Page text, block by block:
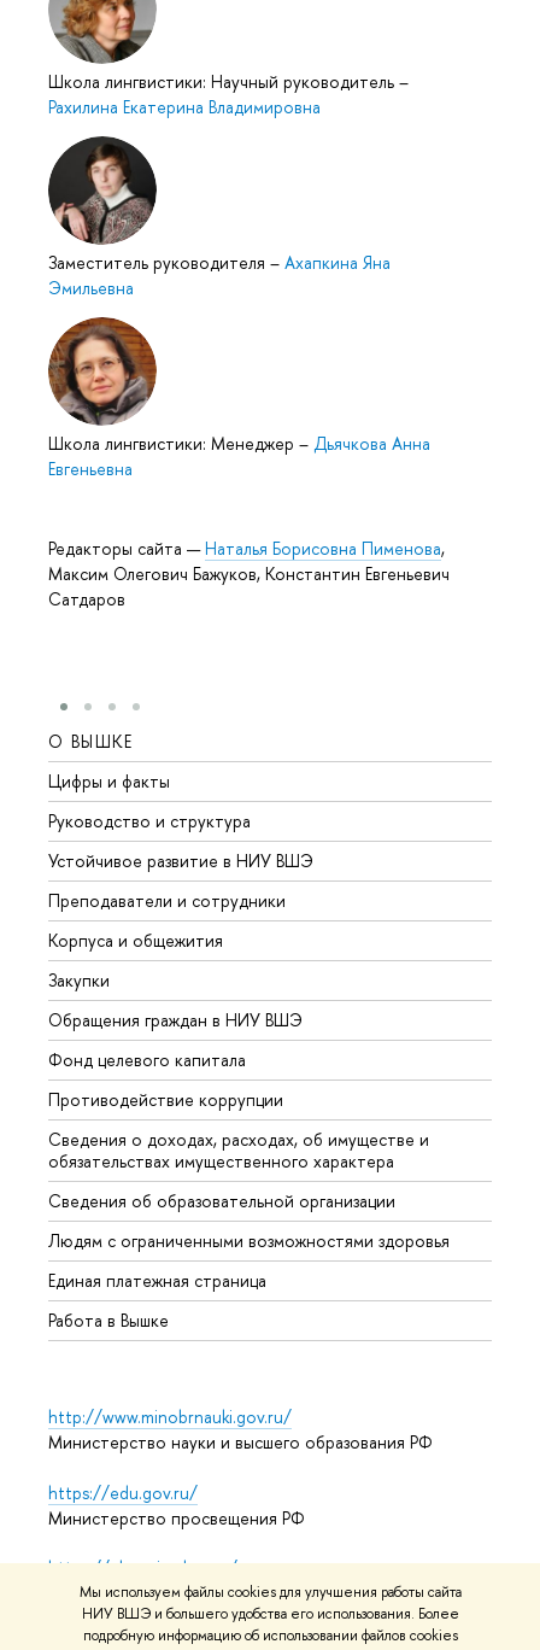
Мы используем файлы cookies для улучшения работы сайта
НИУ ВШЭ и большего удобства его использования. Более
подробную информацию об использовании файлов cookies
Школа лингвистики: Научный руководитель –
Рахилина Екатерина Владимировна
Заместитель руководителя – Ахапкина Яна
Эмильевна
Школа лингвистики: Менеджер – Дьячкова Анна
Евгеньевна
Редакторы сайта —Наталья Борисовна Пименова,
Максим Олегович Бажуков, Константин Евгеньевич
Сатдаров
О ВЫШКЕ
Цифры и факты
Руководство и структура
Устойчивое развитие в НИУ ВШЭ
Преподаватели и сотрудники
Корпуса и общежития
Закупки
Обращения граждан в НИУ ВШЭ
Фонд целевого капитала
Противодействие коррупции
Сведения о доходах, расходах, об имуществе и
обязательствах имущественного характера
Сведения об образовательной организации
Людям с ограниченными возможностями здоровья
Единая платежная страница
Работа в Вышке
http://www.minobrnauki.gov.ru/
Министерство науки и высшего образования РФ
https://edu.gov.ru/
Министерство просвещения РФ
https://elearning.hse.ru/mooc
Массовые открытые онлайн-курсы